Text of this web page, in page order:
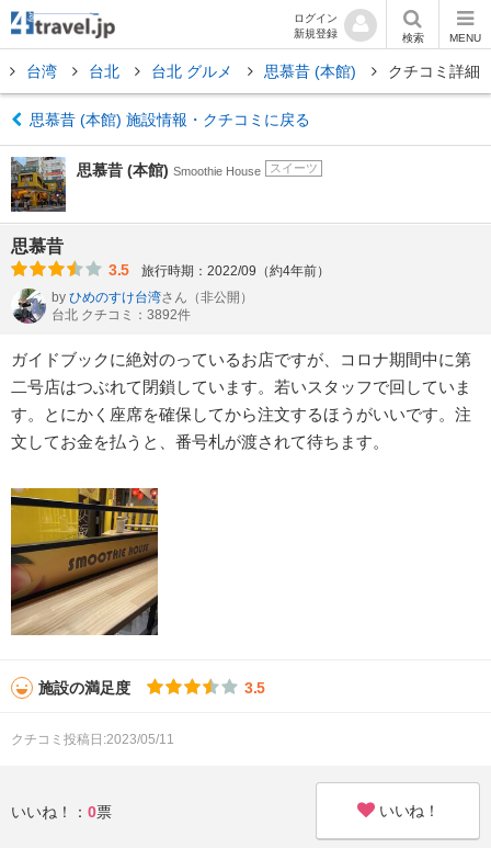
ログイン
新規登録
検索 MENU
台湾 台北 台北 グルメ 思慕昔 (本館) クチコミ詳細
思慕昔 (本館) 施設情報・クチコミに戻る
思慕昔 (本館) Smoothie House スイーツ
思慕昔
3.5
旅行時期：2022/09（約4年前）
by ひめのすけ台湾さん （非公開）
台北 クチコミ：3892件
ガイドブックに絶対のっているお店ですが、コロナ期間中に第
二号店はつぶれて閉鎖しています。若いスタッフで回していま
す。とにかく座席を確保してから注文するほうがいいです。注
文してお金を払うと、番号札が渡されて待ちます。
施設の満足度 3.5
クチコミ投稿日:2023/05/11
いいね！： 0票 いいね！